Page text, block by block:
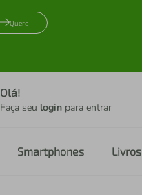
Quero
Olá!
Faça seu login para entrar
Smartphones Livros